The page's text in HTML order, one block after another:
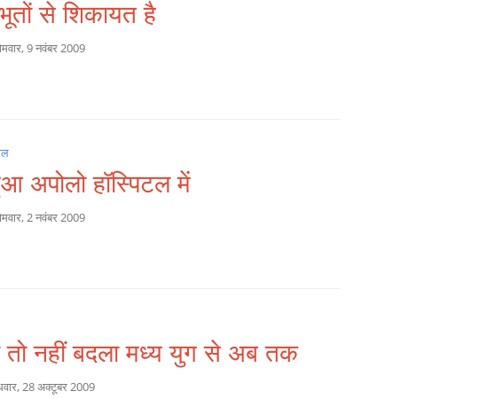
से शिकायत है
9 नवंबर 2009
अपोलो हॉस्पिटल में
2 नवंबर 2009
नहीं बदला मध्य युग से अब तक
28 अक्टूबर 2009